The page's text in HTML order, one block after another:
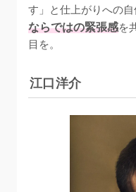
す」と仕上がりへの自
ならではの緊張感を
目を。
江口洋介